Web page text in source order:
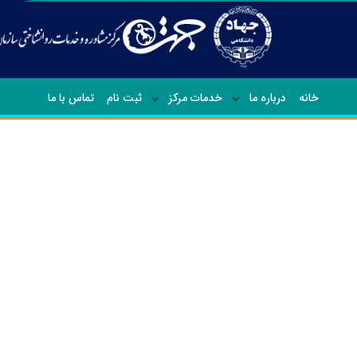
خانه درباره ما خدمات مرکز ثبت نام تماس با ما